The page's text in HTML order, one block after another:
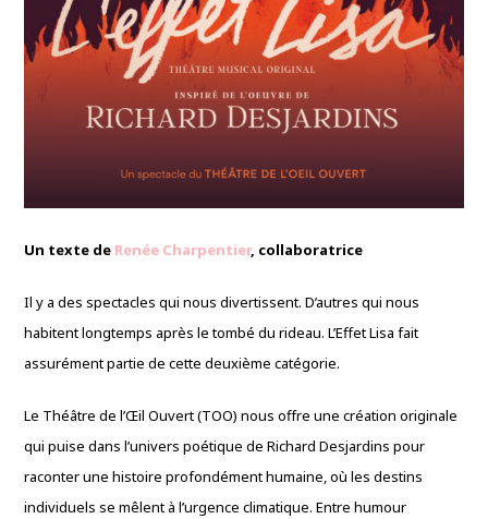
Un texte de Renée Charpentier, collaboratrice
Il y a des spectacles qui nous divertissent. D’autres qui nous
habitent longtemps après le tombé du rideau. L’Effet Lisa fait
assurément partie de cette deuxième catégorie.
Le Théâtre de l’Œil Ouvert (TOO) nous offre une création originale
qui puise dans l’univers poétique de Richard Desjardins pour
raconter une histoire profondément humaine, où les destins
individuels se mêlent à l’urgence climatique. Entre humour